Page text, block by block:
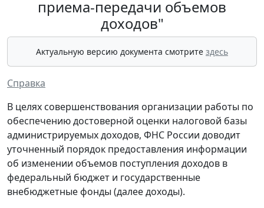
приема-передачи объемов
доходов"
Актуальную версию документа смотрите здесь
Справка
В целях совершенствования организации работы по
обеспечению достоверной оценки налоговой базы
администрируемых доходов, ФНС России доводит
уточненный порядок предоставления информации
об изменении объемов поступления доходов в
федеральный бюджет и государственные
внебюджетные фонды (далее доходы).